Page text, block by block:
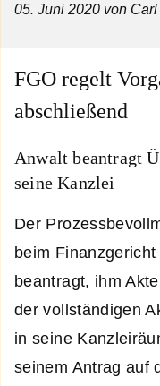
05. Juni 2020 von
FGO regelt
abschließend
Anwalt beantragt
seine Kanzlei
Der
beim
beantragt, ihm
der vollständigen
in seine
seinem Antrag auf